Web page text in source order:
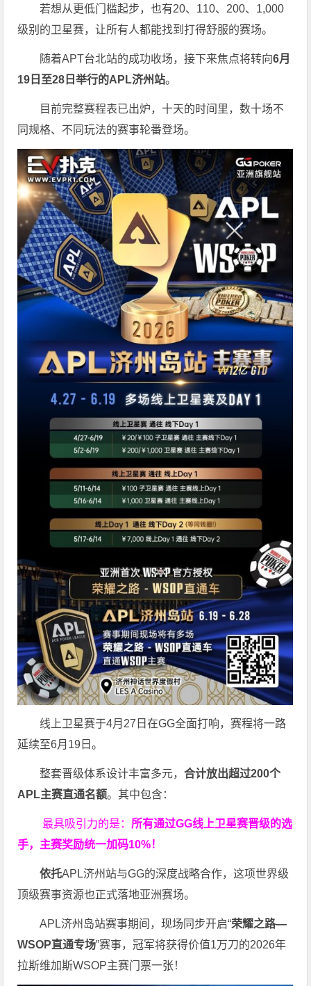
若想从更低门槛起步，也有20、110、200、1,000
级别的卫星赛，让所有人都能找到打得舒服的赛场。
随着APT台北站的成功收场，接下来焦点将转向6月
19 日至28 日举行的APL济州站。
目前完整赛程表已出炉，十天的时间里，数十场不
同规格、不同玩法的赛事轮番登场。
线上卫星赛于4月27日在GG全面打响，赛程将一路
延续至6月19日。
整套晋级体系设计丰富多元，合计放出超过200个
APL主赛直通名额。其中包含：
最具吸引力的是： 所有通过GG线上卫星赛晋级的选
手，主赛奖励统一加码10%！
依托APL济州站与GG的深度战略合作，这项世界级
顶级赛事资源也正式落地亚洲赛场。
APL济州岛站赛事期间，现场同步开启“荣耀之路—
WSOP直通专场”赛事，冠军将获得价值1万刀的2026年
拉斯维加斯WSOP主赛门票一张！